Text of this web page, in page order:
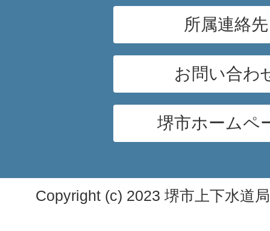
所属連絡先
お問い合わ
堺市ホームペ
Copyright (c) 2023 堺市上下水道